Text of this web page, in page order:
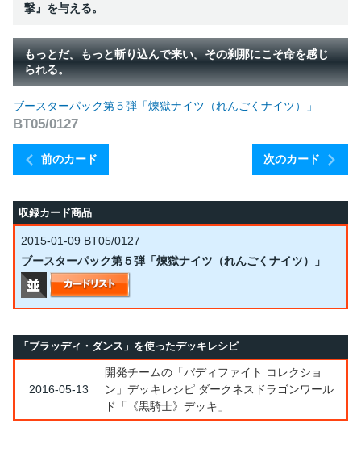
撃』を与える。
もっとだ。もっと斬り込んで来い。その刹那にこそ命を感じ
られる。
前のカード
ブースターパック第５弾「煉獄ナイツ（れんごくナイツ）」
BT05/0127
次のカード
収録カード商品
2015-01-09 BT05/0127
ブースターパック第５弾「煉獄ナイツ（れんごくナイツ）」
「ブラッディ・ダンス」を使ったデッキレシピ
2016-05-13
開発チームの「バディファイト コレクショ
ン」デッキレシピ ダークネスドラゴンワール
ド「《黒騎士》デッキ」